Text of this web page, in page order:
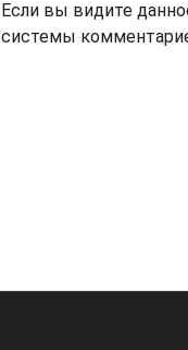
Если вы видите
системы